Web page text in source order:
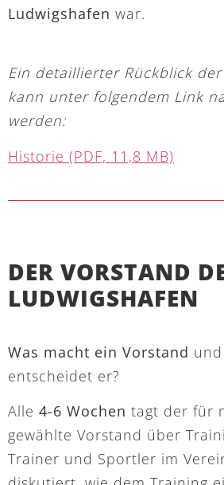
Ludwigshafen war.
Ein detaillierter Rückblick der
kann unter folgendem Link
werden:
Historie (PDF, 11,8 MB)
DER VORSTAND
LUDWIGSHAFEN
Was macht ein Vorstand
entscheidet er?
Alle 4-6 Wochen tagt der für
gewählte Vorstand über
Trainer und Sportler im